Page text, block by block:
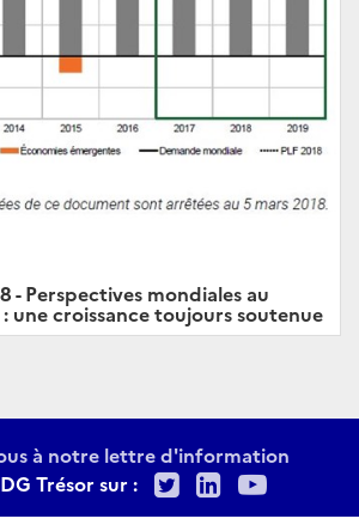
- Perspectives mondiales au
une croissance toujours soutenue
à notre lettre d'information
Trésor sur :
TwitterLinkedIn